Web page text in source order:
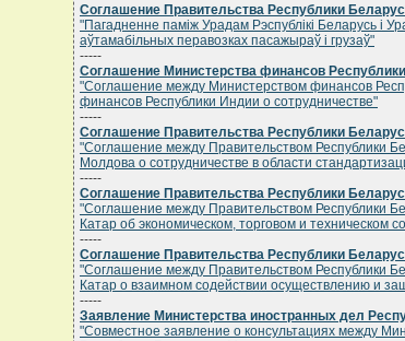
Соглашение Правительства Республики
"Пагадненне памiж Урадам Рэспублiкi Беларусь i
аўтамабiльных перавозках пасажыраў i грузаў"
-----
Соглашение Министерства финансов
"Соглашение между Министерством финансов
финансов Республики Индии о сотрудничестве"
-----
Соглашение Правительства Республики
"Соглашение между Правительством Республики
Молдова о сотрудничестве в области
-----
Соглашение Правительства Республики
"Соглашение между Правительством Республики
Катар об экономическом, торговом и техническом
-----
Соглашение Правительства Республики
"Соглашение между Правительством Республики
Катар о взаимном содействии осуществлению и
-----
Заявление Министерства иностранных дел
"Совместное заявление о консультациях между